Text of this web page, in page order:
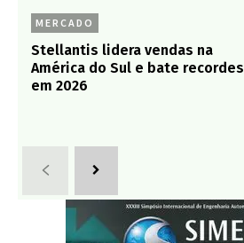
MERCADO
Stellantis lidera vendas na
América do Sul e bate recordes
em 2026